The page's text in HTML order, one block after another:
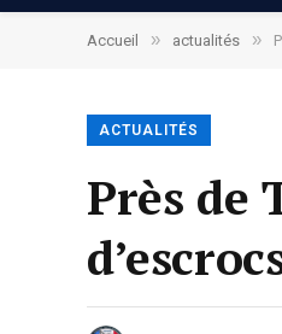
Accueil » actualités »
ACTUALITÉS
Près de